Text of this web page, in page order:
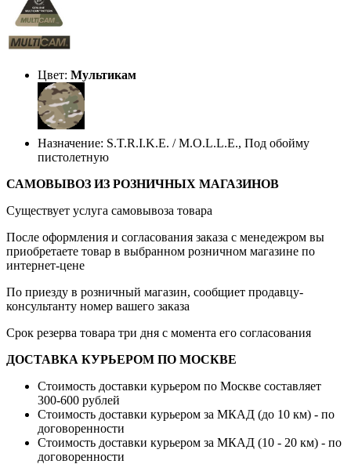
Цвет: Мультикам
Назначение: S.T.R.I.K.E. / M.O.L.L.E., Под обойму
пистолетную
САМОВЫВОЗ ИЗ РОЗНИЧНЫХ МАГАЗИНОВ
Существует услуга самовывоза товара
После оформления и согласования заказа с менедежром вы
приобретаете товар в выбранном розничном магазине по
интернет-цене
По приезду в розничный магазин, сообщиет продавцу-
консультанту номер вашего заказа
Срок резерва товара три дня с момента его согласования
ДОСТАВКА КУРЬЕРОМ ПО МОСКВЕ
Стоимость доставки курьером по Москве составляет
300-600 рублей
Стоимость доставки курьером за МКАД (до 10 км) - по
договоренности
Стоимость доставки курьером за МКАД (10 - 20 км) - по
договоренности